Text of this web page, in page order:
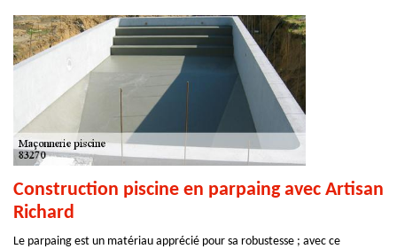
Construction piscine en parpaing avec Artisan
Richard
Le parpaing est un matériau apprécié pour sa robustesse ; avec ce